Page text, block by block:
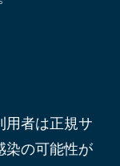
用者は正規サ
染の可能性が